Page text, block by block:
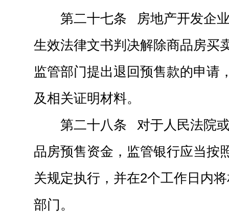
第二十七条 房地产开发企
生效法律文书判决解除商品房买
监管部门提出退回预售款的申请
及相关证明材料。
第二十八条 对于人民法院
品房预售资金，监管银行应当按
关规定执行，并在2个工作日内
部门。